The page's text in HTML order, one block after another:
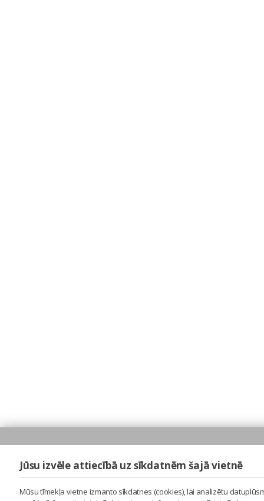
Jūsu izvēle attiecībā uz sīkdatnēm šajā vietnē
Mūsu tīmekļa vietne izmanto sīkdatnes (cookies), lai analizētu